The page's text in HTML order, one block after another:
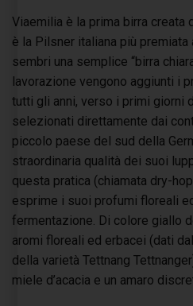
Viaemilia è la prima birra creata
è la Pilsner italiana più premiata
sembri una semplice “birra
lavorazione vengono aggiunti i
tutti gli anni, verso i primi giorni
selezionati direttamente dai
piccolo paese del sud della
straordinaria qualità dei suoi
questa pratica (chiamata dry-
esprime i suoi profumi floreali
fermentazione. Di colore giallo
aromi floreali ed erbacei (dati
della varietà Tettnang
miele d’acacia e un amaro